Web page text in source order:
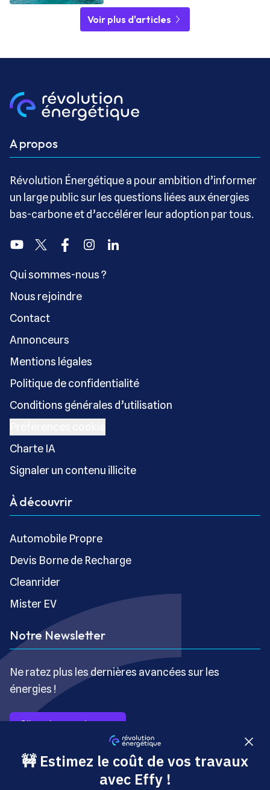
Voir plus d'articles
A propos
Révolution Énergétique a pour ambition d’informer
un large public sur les questions liées aux énergies
bas-carbone et d’accélérer leur adoption par tous.
YoutubeTwitter FacebookInstagramLinkedin
Qui sommes-nous ?
Nous rejoindre
Contact
Annonceurs
Mentions légales
Politique de confidentialité
Conditions générales d’utilisation
Charte IA
Signaler un contenu illicite
À découvrir
Automobile Propre
Devis Borne de Recharge
Cleanrider
Mister EV
Notre Newsletter
Ne ratez plus les dernières avancées sur les
énergies !
S’inscrire gratuitement
Copyright © Révolution Énergétique - Tous droits réservés
- Site édité par Saabre SAS, une société du groupe